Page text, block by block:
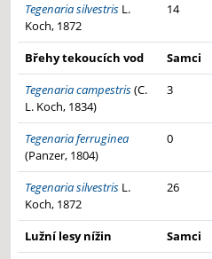
Tegenaria silvestris L.
Koch, 1872
14
Břehy tekoucích vod Samci
Tegenaria campestris(C.
L. Koch, 1834)
3
Tegenaria ferruginea
(Panzer, 1804)
0
Tegenaria silvestris L.
Koch, 1872
26
Lužní lesy nížin Samci